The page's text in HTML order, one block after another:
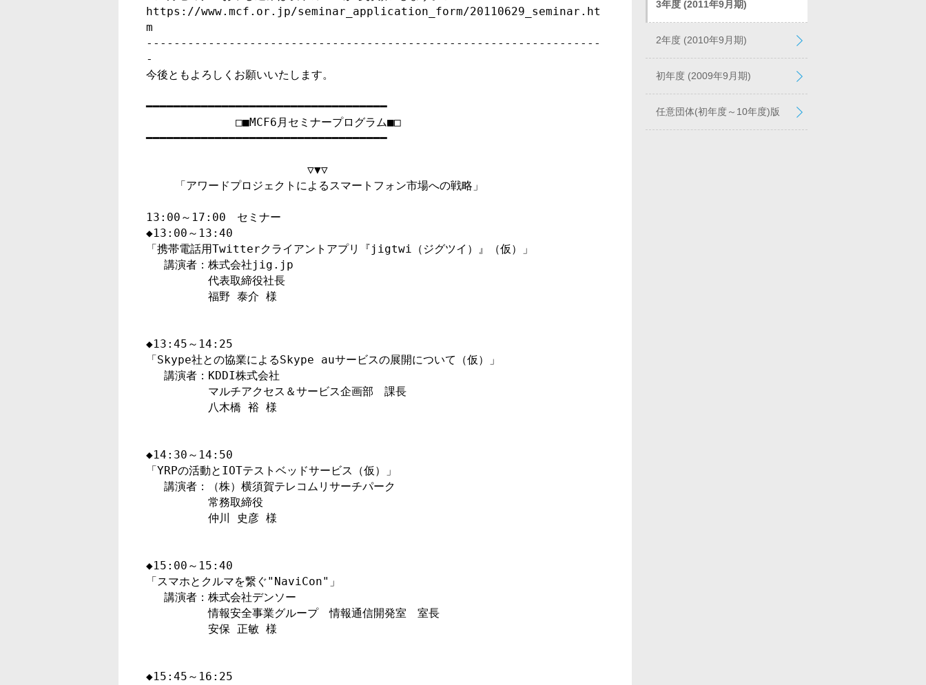
https://www.mcf.or.jp/seminar_application_form/20110629_seminar.ht
m
------------------------------------------------------------------
-
今後ともよろしくお願いいたします。
━━━━━━━━━━━━━━━━━━━━━━━━━━━━━━━━━━━
□■MCF6月セミナープログラム■□
━━━━━━━━━━━━━━━━━━━━━━━━━━━━━━━━━━━
▽▼▽
「アワードプロジェクトによるスマートフォン市場への戦略」
13:00～17:00　セミナー
◆13:00～13:40
「携帯電話用Twitterクライアントアプリ『jigtwi（ジグツイ）』（仮）」
講演者：株式会社jig.jp
代表取締役社長
福野 泰介 様
◆13:45～14:25
「Skype社との協業によるSkype auサービスの展開について（仮）」
講演者：KDDI株式会社
マルチアクセス＆サービス企画部　課長
八木橋 裕 様
◆14:30～14:50
「YRPの活動とIOTテストベッドサービス（仮）」
講演者：（株）横須賀テレコムリサーチパーク
常務取締役
仲川 史彦 様
◆15:00～15:40
「スマホとクルマを繋ぐ"NaviCon"」
講演者：株式会社デンソー
情報安全事業グループ　情報通信開発室　室長
安保 正敏 様
◆15:45～16:25
3年度 (2011年9月期)
2年度 (2010年9月期)
初年度 (2009年9月期)
任意団体(初年度～10年度)版